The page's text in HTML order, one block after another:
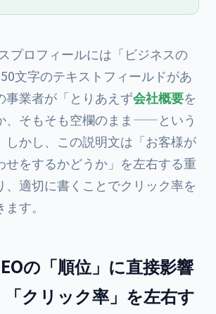
プロフィールには「ビジネスの
文字のテキストフィールドがあ
事業者が「とりあえず会社概要を
、そもそも空欄のまま——という
しかし、この説明文は「お客様が
せをするかどうか」を左右する重
、適切に書くことでクリック率を
す。
の「順位」に直接影響
「クリック率」を左右す